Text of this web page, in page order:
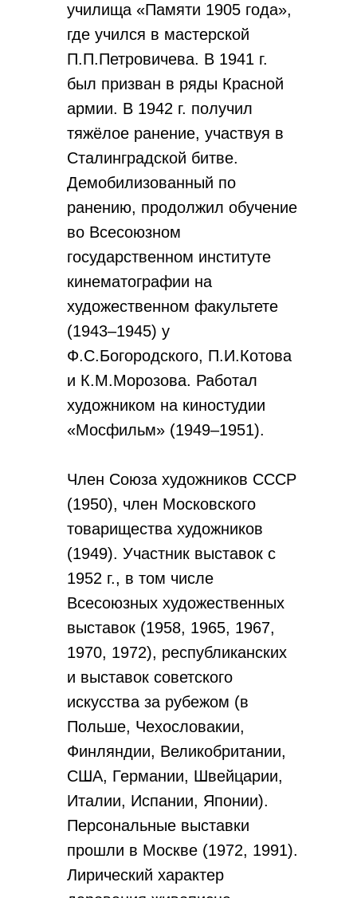
училища «Памяти 1905 года»,
где учился в мастерской
П.П.Петровичева. В 1941 г.
был призван в ряды Красной
армии. В 1942 г. получил
тяжёлое ранение, участвуя в
Сталинградской битве.
Демобилизованный по
ранению, продолжил обучение
во Всесоюзном
государственном институте
кинематографии на
художественном факультете
(1943–1945) у
Ф.С.Богородского, П.И.Котова
и К.М.Морозова. Работал
художником на киностудии
«Мосфильм» (1949–1951).
Член Союза художников СССР
(1950), член Московского
товарищества художников
(1949). Участник выставок с
1952 г., в том числе
Всесоюзных художественных
выставок (1958, 1965, 1967,
1970, 1972), республиканских
и выставок советского
искусства за рубежом (в
Польше, Чехословакии,
Финляндии, Великобритании,
США, Германии, Швейцарии,
Италии, Испании, Японии).
Персональные выставки
прошли в Москве (1972, 1991).
Лирический характер